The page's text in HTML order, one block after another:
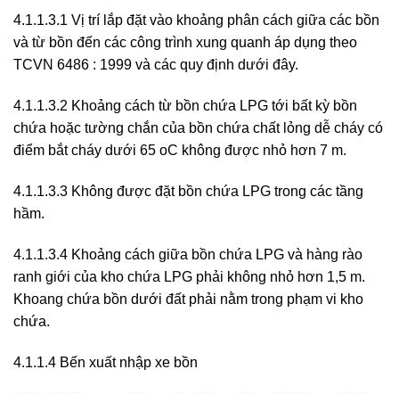
4.1.1.3.1 Vị trí lắp đặt vào khoảng phân cách giữa các bồn
và từ bồn đến các công trình xung quanh áp dụng theo
TCVN 6486 : 1999 và các quy định dưới đây.
4.1.1.3.2 Khoảng cách từ bồn chứa LPG tới bất kỳ bồn
chứa hoặc tường chắn của bồn chứa chất lỏng dễ cháy có
điểm bắt cháy dưới 65 oC không được nhỏ hơn 7 m.
4.1.1.3.3 Không được đặt bồn chứa LPG trong các tầng
hầm.
4.1.1.3.4 Khoảng cách giữa bồn chứa LPG và hàng rào
ranh giới của kho chứa LPG phải không nhỏ hơn 1,5 m.
Khoang chứa bồn dưới đất phải nằm trong phạm vi kho
chứa.
4.1.1.4 Bến xuất nhập xe bồn